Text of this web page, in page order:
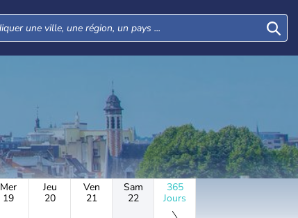
Mer
19
Jeu
20
Ven
21
Sam
22
365
Jours